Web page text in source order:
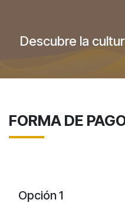
Descubre la
FORMA DE
Opción 1